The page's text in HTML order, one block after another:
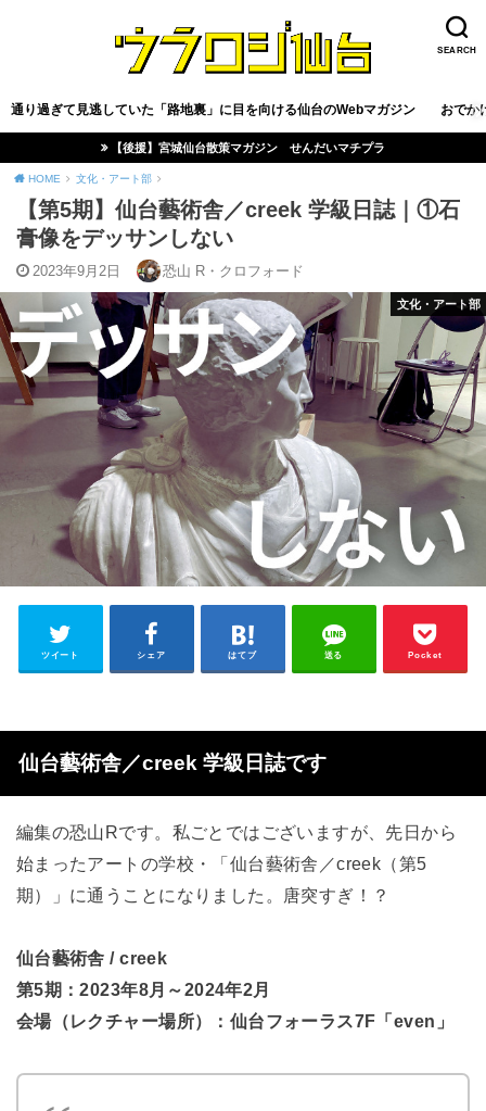
SEARCH
通り過ぎて見逃していた「路地裏」に目を向ける仙台のWebマガジン おでか
【後援】宮城仙台散策マガジン せんだいマチプラ
HOME 文化・アート部
【第5期】仙台藝術舎／creek 学級日誌｜①石
膏像をデッサンしない
2023年9月2日 恐山 R・クロフォード
文化・アート部
ツイート シェア はてブ 送る Pocket
仙台藝術舎／creek 学級日誌です
編集の恐山Rです。私ごとではございますが、先日から
始まったアートの学校・「仙台藝術舎／creek（第5
期）」に通うことになりました。唐突すぎ！？
仙台藝術舎 / creek
第5期：2023年8月～2024年2月
会場（レクチャー場所）：仙台フォーラス7F「even」